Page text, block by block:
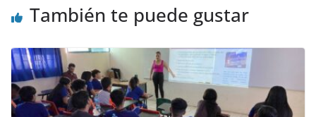
También te puede gustar